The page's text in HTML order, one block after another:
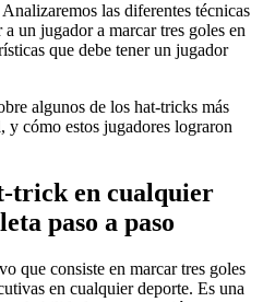
las diferentes técnicas
un jugador a marcar tres goles en
que debe tener un jugador
algunos de los hat-tricks más
cómo estos jugadores lograron
trick en cualquier
paso a paso
que consiste en marcar tres goles
en cualquier deporte. Es una